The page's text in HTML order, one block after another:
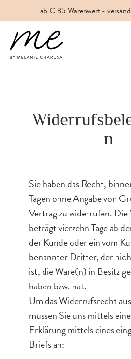
springenab € 85 Warenwert -
n
Sie haben das Recht,
Tagen ohne Angabe von
Vertrag zu widerrufen.
beträgt vierzehn Tage ab
der Kunde oder ein vom
benannter Dritter, der
ist, die Ware(n) in Besitz
haben bzw. hat.
Um das Widerrufsrecht
müssen Sie uns mittels
Erklärung mittels eines
Briefs an: